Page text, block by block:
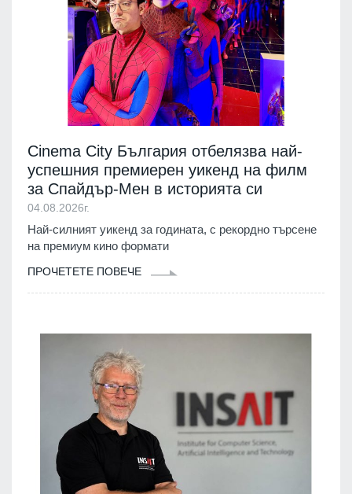
Cinema City България отбелязва най-
успешния премиерен уикенд на филм
за Спайдър-Мен в историята си
04.08.2026г.
Най-силният уикенд за годината, с рекордно търсене
на премиум кино формати
ПРОЧЕТЕТЕ ПОВЕЧЕ